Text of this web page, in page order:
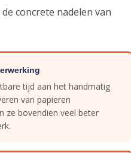
concrete nadelen van
tijd aan het handmatig
van papieren
ze bovendien veel beter